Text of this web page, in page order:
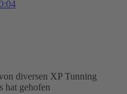
diversen XP Tunning
hat gehofen